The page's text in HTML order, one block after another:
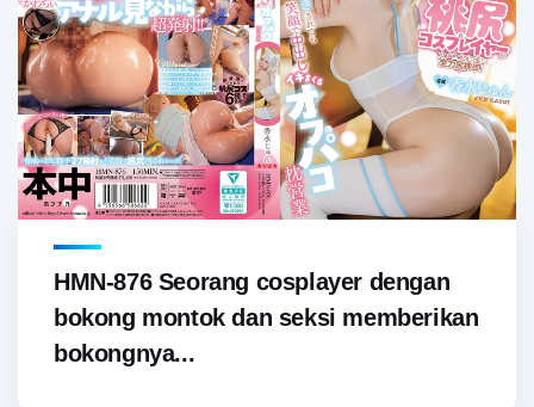
HMN-876 Seorang cosplayer dengan
bokong montok dan seksi memberikan
bokongnya...